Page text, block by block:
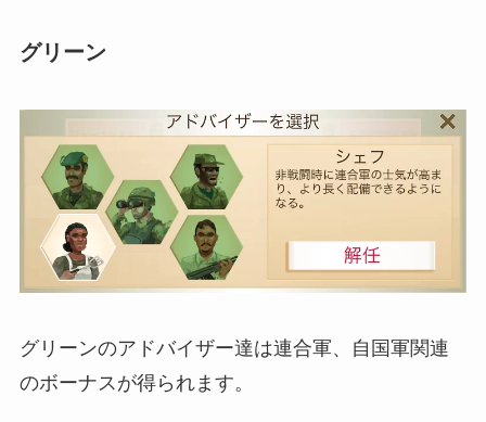
グリーン
グリーンのアドバイザー達は連合軍、自国軍関連
のボーナスが得られます。